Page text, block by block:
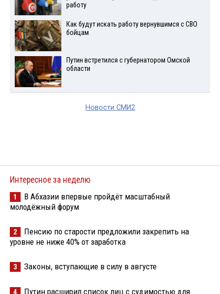
работу
Как будут искать работу вернувшимся с СВО
бойцам
Путин встретился с губернатором Омской
области
Новости СМИ2
Интересное за неделю
1
В Абхазии впервые пройдёт масштабный
молодёжный форум
2
Пенсию по старости предложили закрепить на
уровне не ниже 40% от заработка
3 Законы, вступающие в силу в августе
4
Путин расширил список лиц с судимостью для